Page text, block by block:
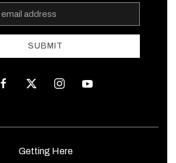
SUBMIT
facebooktwitter instagramyoutube
Getting Here